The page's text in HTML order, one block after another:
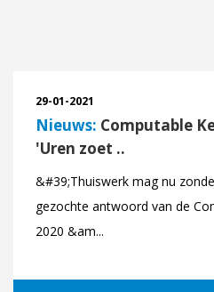
29-01-2021
Nieuws: Computable
'Uren zoet ..
&#39;Thuiswerk mag nu
gezochte antwoord van de
2020 &am...